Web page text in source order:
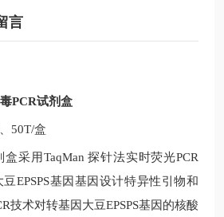
言
PCR试剂盒
50T/盒
盒采用TaqMan探针法实时荧光PCR
豆EPSPS基因 基因设计特异性引物和
技术对转基因大豆EPSPS基因 的核酸